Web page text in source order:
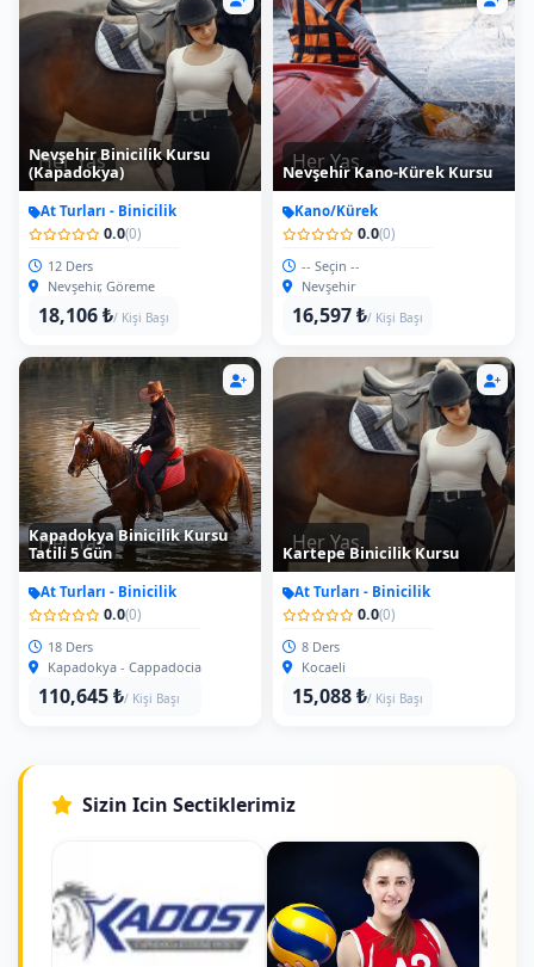
Her Yas
Nevşehir Binicilik Kursu
(Kapadokya)
At Turları - Binicilik
0.0(0)
12 Ders
Nevşehir, Göreme
18,106 ₺/ Kişi Başı
Her Yas
Nevşehir Kano-Kürek Kursu
Kano/Kürek
0.0(0)
-- Seçin --
Nevşehir
16,597 ₺/ Kişi Başı
Her Yas
Kapadokya Binicilik Kursu
Tatili 5 Gün
At Turları - Binicilik
0.0(0)
18 Ders
Kapadokya - Cappadocia
110,645 ₺/ Kişi Başı
Her Yas
Kartepe Binicilik Kursu
At Turları - Binicilik
0.0(0)
8 Ders
Kocaeli
15,088 ₺/ Kişi Başı
Sizin Icin Sectiklerimiz